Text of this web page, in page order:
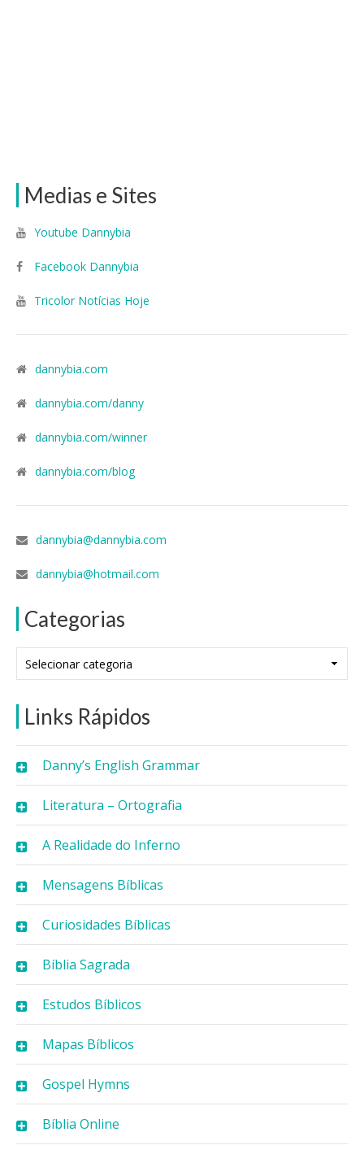
Medias e Sites
Youtube Dannybia
Facebook Dannybia
Tricolor Notícias Hoje
dannybia.com
dannybia.com/danny
dannybia.com/winner
dannybia.com/blog
dannybia@dannybia.com
dannybia@hotmail.com
Categorias
Links Rápidos
Danny’s English Grammar
Literatura – Ortografia
A Realidade do Inferno
Mensagens Bíblicas
Curiosidades Bíblicas
Bíblia Sagrada
Estudos Bíblicos
Mapas Bíblicos
Gospel Hymns
Bíblia Online